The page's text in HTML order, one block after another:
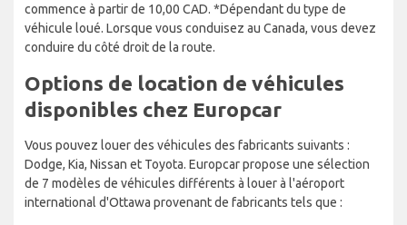
commence à partir de 10,00 CAD. *Dépendant du type de
véhicule loué. Lorsque vous conduisez au Canada, vous devez
conduire du côté droit de la route.
Options de location de véhicules
disponibles chez Europcar
Vous pouvez louer des véhicules des fabricants suivants :
Dodge, Kia, Nissan et Toyota. Europcar propose une sélection
de 7 modèles de véhicules différents à louer à l'aéroport
international d'Ottawa provenant de fabricants tels que :